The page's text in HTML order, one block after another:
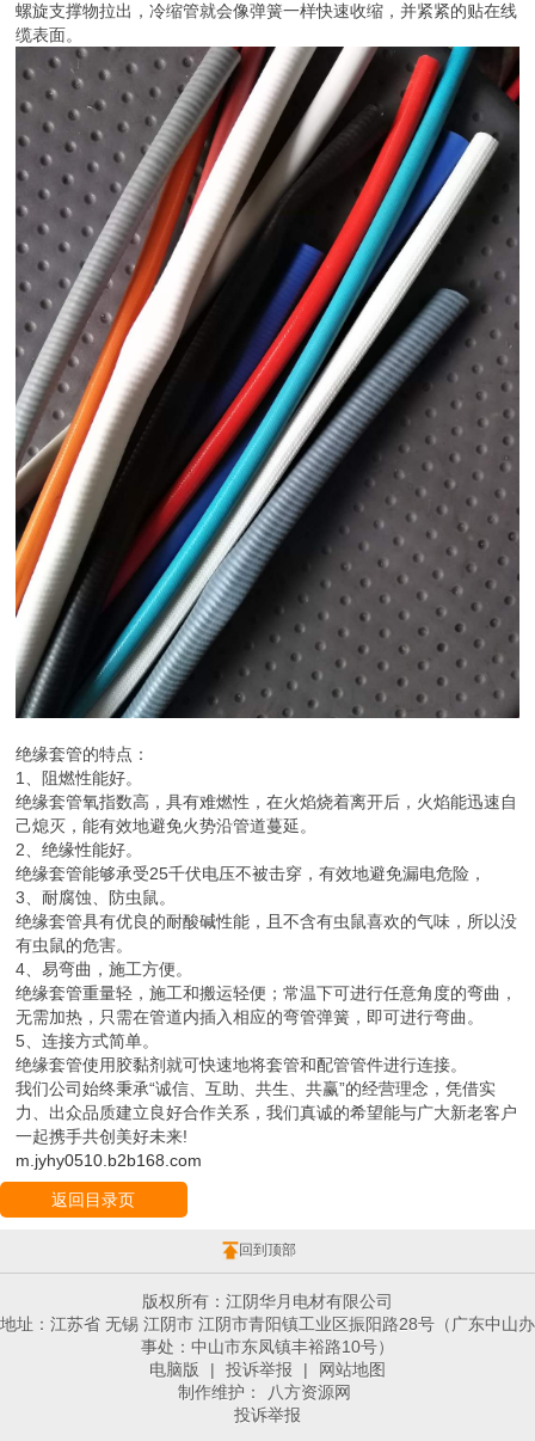
螺旋支撑物拉出，冷缩管就会像弹簧一样快速收缩，并紧紧的贴在线
缆表面。
绝缘套管的特点：
1、阻燃性能好。
绝缘套管氧指数高，具有难燃性，在火焰烧着离开后，火焰能迅速自
己熄灭，能有效地避免火势沿管道蔓延。
2、绝缘性能好。
绝缘套管能够承受25千伏电压不被击穿，有效地避免漏电危险，
3、耐腐蚀、防虫鼠。
绝缘套管具有优良的耐酸碱性能，且不含有虫鼠喜欢的气味，所以没
有虫鼠的危害。
4、易弯曲，施工方便。
绝缘套管重量轻，施工和搬运轻便；常温下可进行任意角度的弯曲，
无需加热，只需在管道内插入相应的弯管弹簧，即可进行弯曲。
5、连接方式简单。
绝缘套管使用胶黏剂就可快速地将套管和配管管件进行连接。
我们公司始终秉承“诚信、互助、共生、共赢”的经营理念，凭借实
力、出众品质建立良好合作关系，我们真诚的希望能与广大新老客户
一起携手共创美好未来!
m.jyhy0510.b2b168.com
返回目录页
回到顶部
版权所有：江阴华月电材有限公司
地址：江苏省 无锡 江阴市 江阴市青阳镇工业区振阳路28号（广东中山办
事处：中山市东凤镇丰裕路10号）
电脑版
| 投诉举报 |
网站地图
制作维护：
八方资源网
投诉举报